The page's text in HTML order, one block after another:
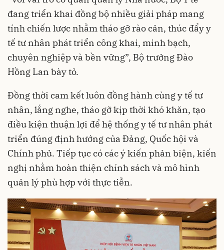
đang triển khai đồng bộ nhiều giải pháp mang
tính chiến lược nhằm tháo gỡ rào cản, thúc đẩy y
tế tư nhân phát triển công khai, minh bạch,
chuyên nghiệp và bền vững”, Bộ trưởng Đào
Hồng Lan bày tỏ.
Đồng thời cam kết luôn đồng hành cùng y tế tư
nhân, lắng nghe, tháo gỡ kịp thời khó khăn, tạo
điều kiện thuận lợi để hệ thống y tế tư nhân phát
triển đúng định hướng của Đảng, Quốc hội và
Chính phủ. Tiếp tục có các ý kiến phản biện, kiến
nghị nhằm hoàn thiện chính sách và mô hình
quản lý phù hợp với thực tiễn.